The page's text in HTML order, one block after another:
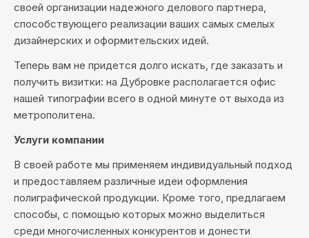
своей организации надежного делового партнера,
способствующего реализации ваших самых смелых
дизайнерских и оформительских идей.
Теперь вам не придется долго искать, где заказать и
получить визитки: на Дубровке располагается офис
нашей типографии всего в одной минуте от выхода из
метрополитена.
Услуги компании
В своей работе мы применяем индивидуальный подход
и предоставляем различные идеи оформления
полиграфической продукции. Кроме того, предлагаем
способы, с помощью которых можно выделиться
среди многочисленных конкурентов и донести